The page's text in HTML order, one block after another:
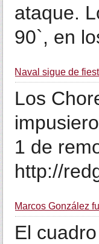
ataque.
90`, en
Naval sigue de
Los
1 de
http://
Marcos González
El